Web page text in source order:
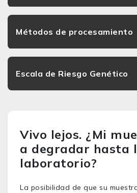
Métodos de procesamiento
Escala de Riesgo Genético
Vivo lejos. ¿Mi
a degradar hasta
laboratorio?
La posibilidad de que su